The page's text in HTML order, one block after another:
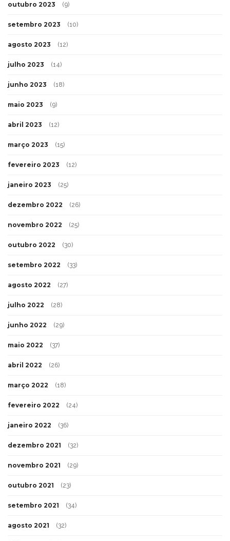
outubro 2023 (9)
setembro 2023 (10)
agosto 2023 (12)
julho 2023 (14)
junho 2023 (18)
maio 2023 (9)
abril 2023 (12)
março 2023 (15)
fevereiro 2023 (12)
janeiro 2023 (25)
dezembro 2022 (26)
novembro 2022 (25)
outubro 2022 (30)
setembro 2022 (33)
agosto 2022 (27)
julho 2022 (28)
junho 2022 (29)
maio 2022 (37)
abril 2022 (26)
março 2022 (18)
fevereiro 2022 (24)
janeiro 2022 (36)
dezembro 2021 (32)
novembro 2021 (29)
outubro 2021 (23)
setembro 2021 (34)
agosto 2021 (32)